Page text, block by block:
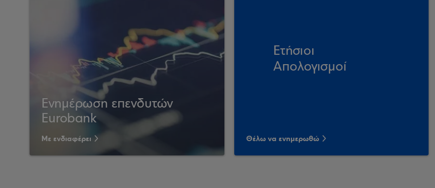
Ενημέρωση επενδυτών
Eurobank
Με ενδιαφέρει
Ετήσιοι
Απολογισμοί
Θέλω να ενημερωθώ